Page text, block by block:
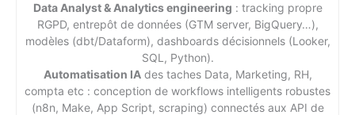
Data Analyst & Analytics engineering : tracking propre
RGPD, entrepôt de données (GTM server, BigQuery…),
modèles (dbt/Dataform), dashboards décisionnels (Looker,
SQL, Python).
Automatisation IAdes taches Data, Marketing, RH,
compta etc : conception de workflows intelligents robustes
(n8n, Make, App Script, scraping) connectés aux API de